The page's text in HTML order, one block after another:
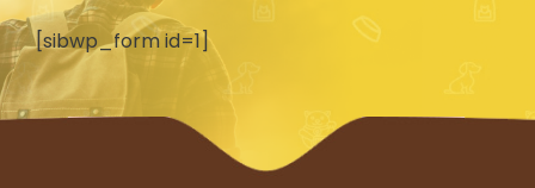
[sibwp_form id=1]